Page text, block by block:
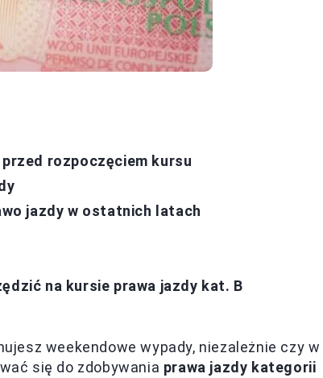
rozpoczęciem kursu
jazdy w ostatnich latach
na kursie prawa jazdy kat. B
weekendowe wypady, niezależnie czy w
się do zdobywania prawa jazdy kategorii